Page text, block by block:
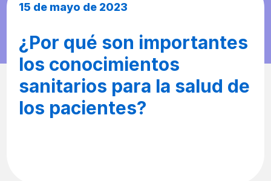
15 de mayo de 2023
¿Por qué son importantes
los conocimientos
sanitarios para la salud de
los pacientes?